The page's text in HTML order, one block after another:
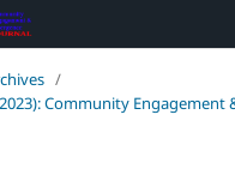
/
Community Engagement